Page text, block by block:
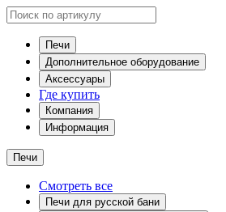
Печи
Дополнительное оборудование
Аксессуары
Где купить
Компания
Информация
Печи
Смотреть все
Печи для русской бани